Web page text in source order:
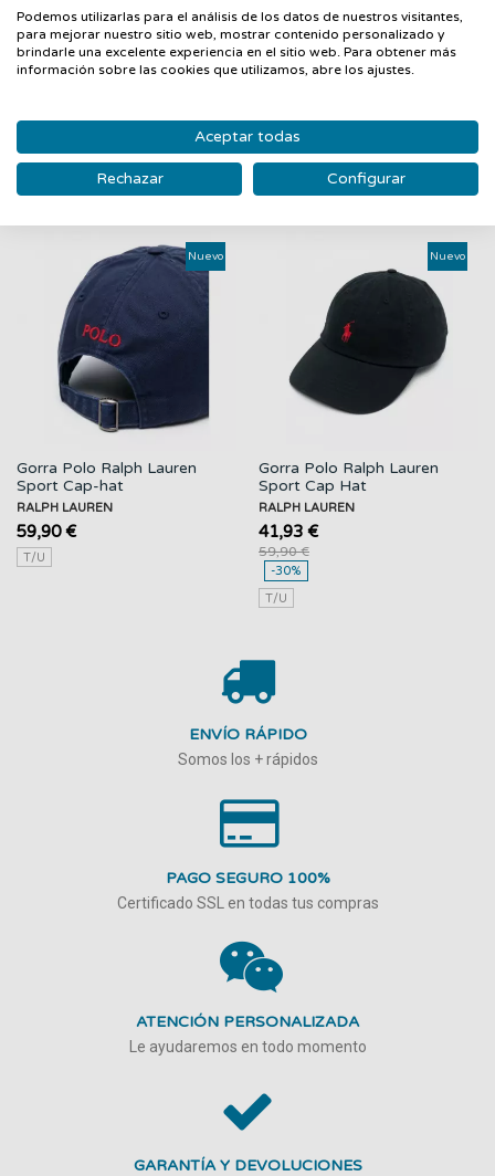
- Rejilla transpirable en la parte trasera.
- Visera con costuras.
PRODUCTOS RELACIONADOS
Nuevo
Gorra Polo Ralph Lauren
Sport Cap-hat
RALPH LAUREN
59,90 €
T/U
Nuevo
Gorra Polo Ralph Lauren
Sport Cap Hat
RALPH LAUREN
41,93 €
59,90 €
-30%
T/U
ENVÍO RÁPIDO
Somos los + rápidos
PAGO SEGURO 100%
Certificado SSL en todas tus compras
ATENCIÓN PERSONALIZADA
Le ayudaremos en todo momento
GARANTÍA Y DEVOLUCIONES
Podemos utilizarlas para el análisis de los datos de nuestros visitantes,
para mejorar nuestro sitio web, mostrar contenido personalizado y
brindarle una excelente experiencia en el sitio web. Para obtener más
información sobre las cookies que utilizamos, abre los ajustes.
Aceptar todas
Rechazar Configurar